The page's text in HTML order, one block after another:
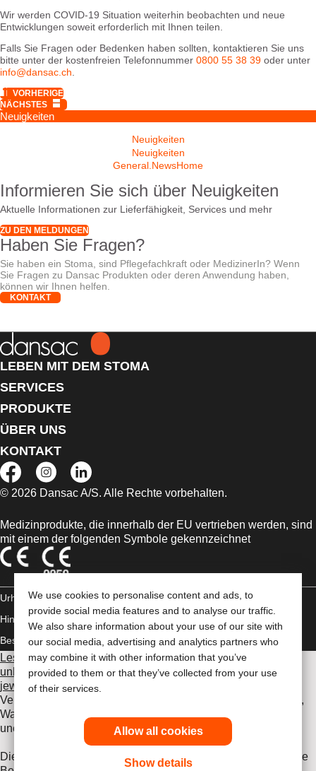
We use cookies to personalise content and ads, to
provide social media features and to analyse our traffic.
We also share information about your use of our site with
our social media, advertising and analytics partners who
may combine it with other information that you’ve
provided to them or that they’ve collected from your use
of their services.
Allow all cookies
Show details
Wir werden COVID-19 Situation weiterhin beobachten und neue
Entwicklungen soweit erforderlich mit Ihnen teilen.
Falls Sie Fragen oder Bedenken haben sollten, kontaktieren Sie uns
bitte unter der kostenfreien Telefonnummer 0800 55 38 39 oder unter
info@dansac.ch
VORHERIGE
NÄCHSTES
Neuigkeiten
Neuigkeiten
Neuigkeiten
General.NewsHome
Informieren Sie sich über Neuigkeiten
Aktuelle Informationen zur Lieferfähigkeit, Services und mehr
ZU DEN MELDUNGEN
Haben Sie Fragen?
Sie haben ein Stoma, sind Pflegefachkraft oder MedizinerIn? Wenn
Sie Fragen zu Dansac Produkten oder deren Anwendung haben,
können wir Ihnen helfen.
KONTAKT
LEBEN MIT DEM STOMA
SERVICES
PRODUKTE
ÜBER UNS
KONTAKT
© 2026 Dansac A/S. Alle Rechte vorbehalten.
Medizinprodukte, die innerhalb der EU vertrieben werden, sind
mit einem der folgenden Symbole gekennzeichnet
Urheberrechts-
Hinweis/Nutzungsbedingungen
Datenschutz-
Bestimmungen Umgang mit Cookies
Lesen Sie vor der Verwendung der angeführten Produkte
unbedingt die gesamte Gebrauchsanweisung, die dem
jeweiligen Produkt beiliegt
Verwendungszweck, eine Beschreibung, Kontraindikationen,
Warnhinweise, Vorsichtsmaßnahmen, Angaben zu
unerwünschten Ereignissen und die Gebrauchsanweisung.
Die hier enthaltenen Informationen stellen keine medizinische